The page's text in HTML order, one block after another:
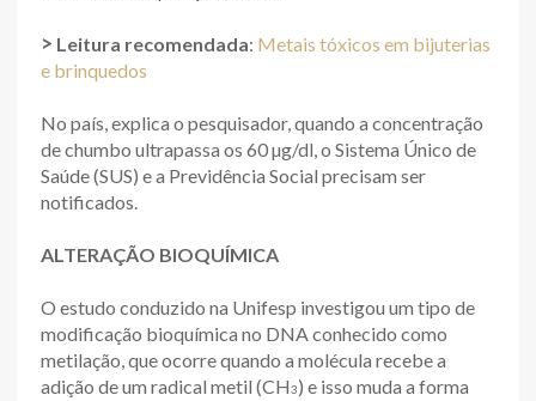
> Leitura recomendada: Metais tóxicos em bijuterias
e brinquedos
No país, explica o pesquisador, quando a concentração
de chumbo ultrapassa os 60 µg/dl, o Sistema Único de
Saúde (SUS) e a Previdência Social precisam ser
notificados.
ALTERAÇÃO BIOQUÍMICA
O estudo conduzido na Unifesp investigou um tipo de
modificação bioquímica no DNA conhecido como
metilação, que ocorre quando a molécula recebe a
adição de um radical metil (CH3) e isso muda a forma